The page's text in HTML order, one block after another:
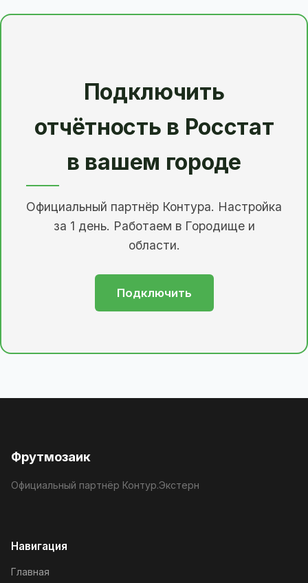
Подключить
отчётность в Росстат
в вашем городе
Официальный партнёр Контура. Настройка
за 1 день. Работаем в Городище и
области.
Подключить
Фрутмозаик
Официальный партнёр Контур.Экстерн
Навигация
Главная